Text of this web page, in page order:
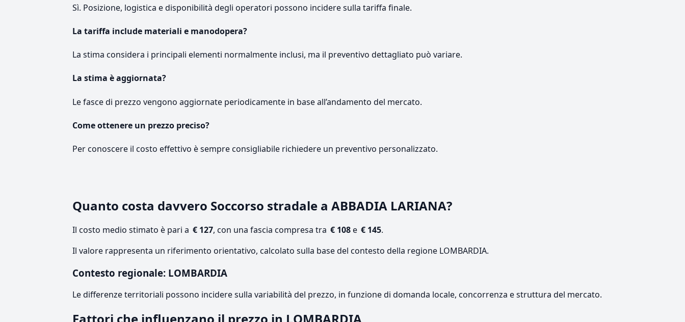
Sì. Posizione, logistica e disponibilità degli operatori possono incidere sulla tariffa finale.
La tariffa include materiali e manodopera?
La stima considera i principali elementi normalmente inclusi, ma il preventivo dettagliato può variare.
La stima è aggiornata?
Le fasce di prezzo vengono aggiornate periodicamente in base all’andamento del mercato.
Come ottenere un prezzo preciso?
Per conoscere il costo effettivo è sempre consigliabile richiedere un preventivo personalizzato.
Quanto costa davvero Soccorso stradale a ABBADIA LARIANA?
Il costo medio stimato è pari a € 127, con una fascia compresa tra € 108e € 145.
Il valore rappresenta un riferimento orientativo, calcolato sulla base del contesto della regione LOMBARDIA.
Contesto regionale: LOMBARDIA
Le differenze territoriali possono incidere sulla variabilità del prezzo, in funzione di domanda locale, concorrenza e struttura del mercato.